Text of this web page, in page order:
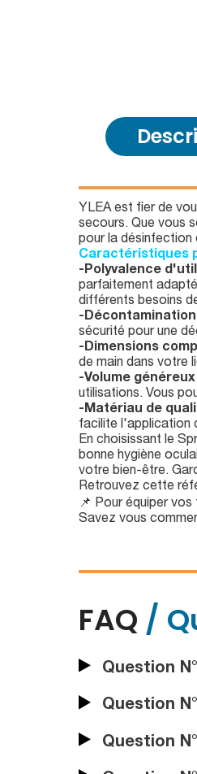
YLEA est fier de
secours. Que vous
pour la
Caractéristiques
-Polyvalence
parfaitement
différents besoins
-
sécurité pour une
-Dimensions
de main dans votre
-Volume généreux
utilisations. Vous
-Matériau de
facilite l'application
En choisissant le
bonne hygiène
votre bien-être.
Retrouvez cette
📌 Pour équiper
Savez vous
FAQ /
Question
Question
Question